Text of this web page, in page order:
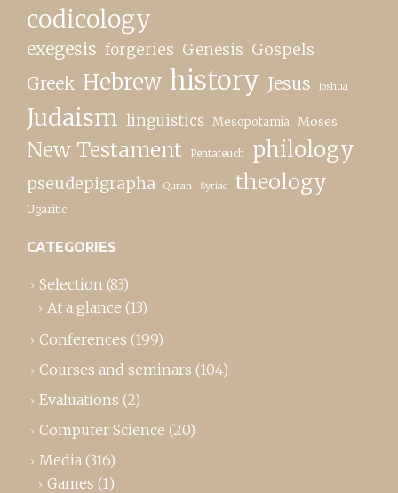
codicology
exegesis forgeries Genesis Gospels
Greek Hebrew history Jesus Joshua
Judaism linguistics Mesopotamia Moses
New Testament Pentateuch philology
pseudepigrapha Quran Syriac theology
Ugaritic
CATEGORIES
Selection (83)
At a glance (13)
Conferences (199)
Courses and seminars (104)
Evaluations (2)
Computer Science (20)
Media (316)
Games (1)